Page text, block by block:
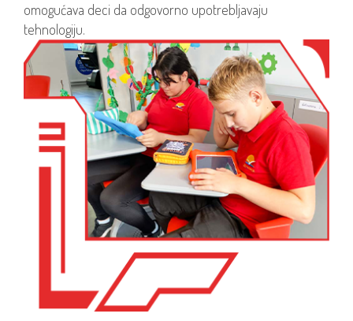
omogućava deci da odgovorno upotrebljavaju
tehnologiju.